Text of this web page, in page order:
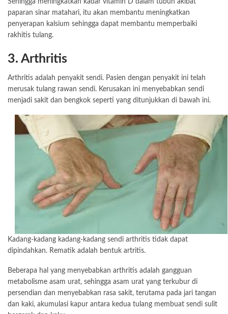
paparan sinar matahari, itu akan membantu meningkatkan
penyerapan kalsium sehingga dapat membantu memperbaiki
rakhitis tulang.
3. Arthritis
Arthritis adalah penyakit sendi. Pasien dengan penyakit ini telah
merusak tulang rawan sendi. Kerusakan ini menyebabkan sendi
menjadi sakit dan bengkok seperti yang ditunjukkan di bawah ini.
Kadang-kadang kadang-kadang sendi arthritis tidak dapat
dipindahkan. Rematik adalah bentuk artritis.
Beberapa hal yang menyebabkan arthritis adalah gangguan
metabolisme asam urat, sehingga asam urat yang terkubur di
persendian dan menyebabkan rasa sakit, terutama pada jari tangan
dan kaki, akumulasi kapur antara kedua tulang membuat sendi sulit